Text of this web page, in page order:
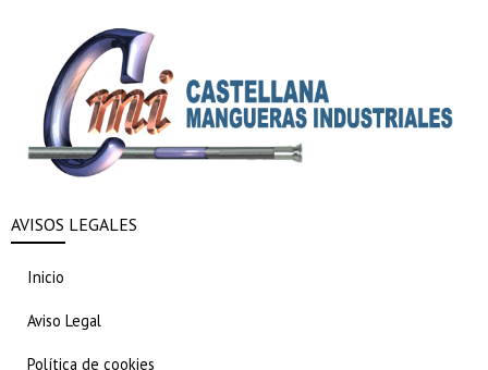
AVISOS LEGALES
Inicio
Aviso Legal
Política de cookies